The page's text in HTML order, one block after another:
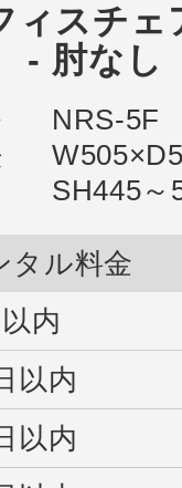
ィスチェ
- 肘なし
NRS-5F
SH445～
タル料金
内
以内
以内